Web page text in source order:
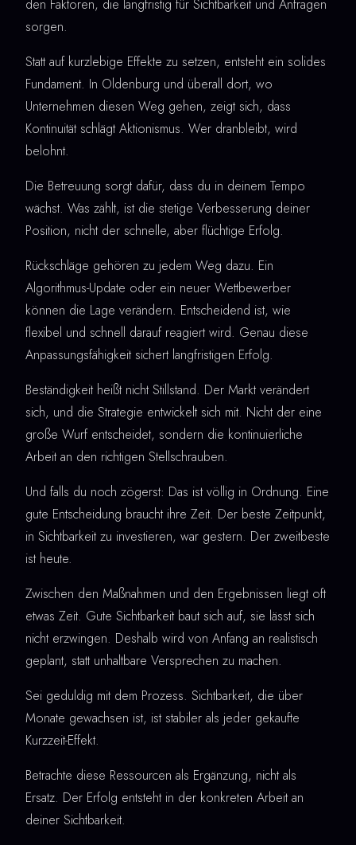
den Faktoren, die langfristig für Sichtbarkeit und Anfragen
sorgen.
Statt auf kurzlebige Effekte zu setzen, entsteht ein solides
Fundament. In Oldenburg und überall dort, wo
Unternehmen diesen Weg gehen, zeigt sich, dass
Kontinuität schlägt Aktionismus. Wer dranbleibt, wird
belohnt.
Die Betreuung sorgt dafür, dass du in deinem Tempo
wächst. Was zählt, ist die stetige Verbesserung deiner
Position, nicht der schnelle, aber flüchtige Erfolg.
Rückschläge gehören zu jedem Weg dazu. Ein
Algorithmus-Update oder ein neuer Wettbewerber
können die Lage verändern. Entscheidend ist, wie
flexibel und schnell darauf reagiert wird. Genau diese
Anpassungsfähigkeit sichert langfristigen Erfolg.
Beständigkeit heißt nicht Stillstand. Der Markt verändert
sich, und die Strategie entwickelt sich mit. Nicht der eine
große Wurf entscheidet, sondern die kontinuierliche
Arbeit an den richtigen Stellschrauben.
Und falls du noch zögerst: Das ist völlig in Ordnung. Eine
gute Entscheidung braucht ihre Zeit. Der beste Zeitpunkt,
in Sichtbarkeit zu investieren, war gestern. Der zweitbeste
ist heute.
Zwischen den Maßnahmen und den Ergebnissen liegt oft
etwas Zeit. Gute Sichtbarkeit baut sich auf, sie lässt sich
nicht erzwingen. Deshalb wird von Anfang an realistisch
geplant, statt unhaltbare Versprechen zu machen.
Sei geduldig mit dem Prozess. Sichtbarkeit, die über
Monate gewachsen ist, ist stabiler als jeder gekaufte
Kurzzeit-Effekt.
Betrachte diese Ressourcen als Ergänzung, nicht als
Ersatz. Der Erfolg entsteht in der konkreten Arbeit an
deiner Sichtbarkeit.